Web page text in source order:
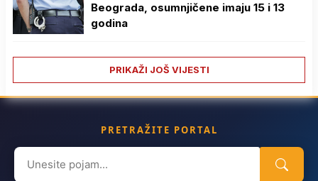
Beograda, osumnjičene imaju 15 i 13
godina
PRIKAŽI JOŠ VIJESTI
PRETRAŽITE PORTAL
Search
for: